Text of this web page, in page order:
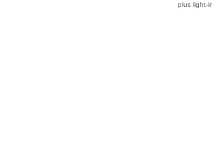
plus light-